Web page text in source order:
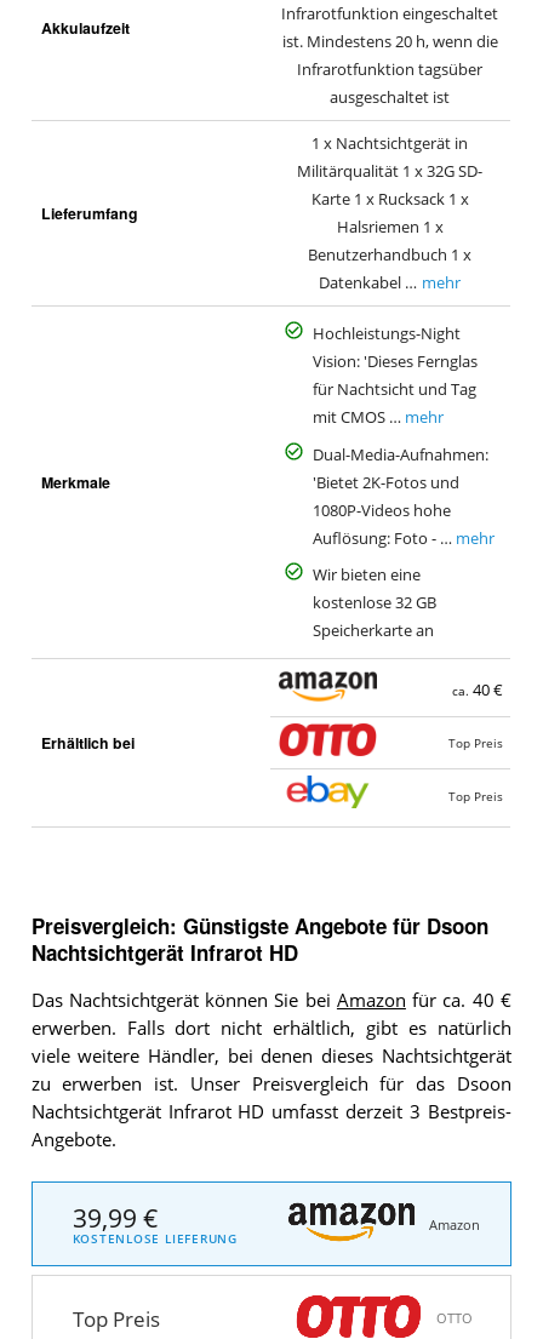
Akkulaufzeit
Infrarotfunktion eingeschaltet
ist. Mindestens 20 h, wenn die
Infrarotfunktion tagsüber
ausgeschaltet ist
Lieferumfang
1 x Nachtsichtgerät in
Militärqualität 1 x 32G SD-
Karte 1 x Rucksack 1 x
Halsriemen 1 x
Benutzerhandbuch 1 x
Datenkabel … mehr
Merkmale
Hochleistungs-Night
Vision: 'Dieses Fernglas
für Nachtsicht und Tag
mit CMOS … mehr
Dual-Media-Aufnahmen:
'Bietet 2K-Fotos und
1080P-Videos hohe
Auflösung: Foto - … mehr
Wir bieten eine
kostenlose 32 GB
Speicherkarte an
Erhältlich bei
ca. 40 €
Top Preis
Top Preis
Preisvergleich: Günstigste Angebote für Dsoon
Nachtsichtgerät Infrarot HD
Das Nachtsichtgerät können Sie bei Amazon für ca. 40 €
erwerben. Falls dort nicht erhältlich, gibt es natürlich
viele weitere Händler, bei denen dieses Nachtsichtgerät
zu erwerben ist. Unser Preisvergleich für das Dsoon
Nachtsichtgerät Infrarot HD umfasst derzeit 3 Bestpreis-
Angebote.
39,99 €
KOSTENLOSE LIEFERUNG
Amazon
Top Preis OTTO